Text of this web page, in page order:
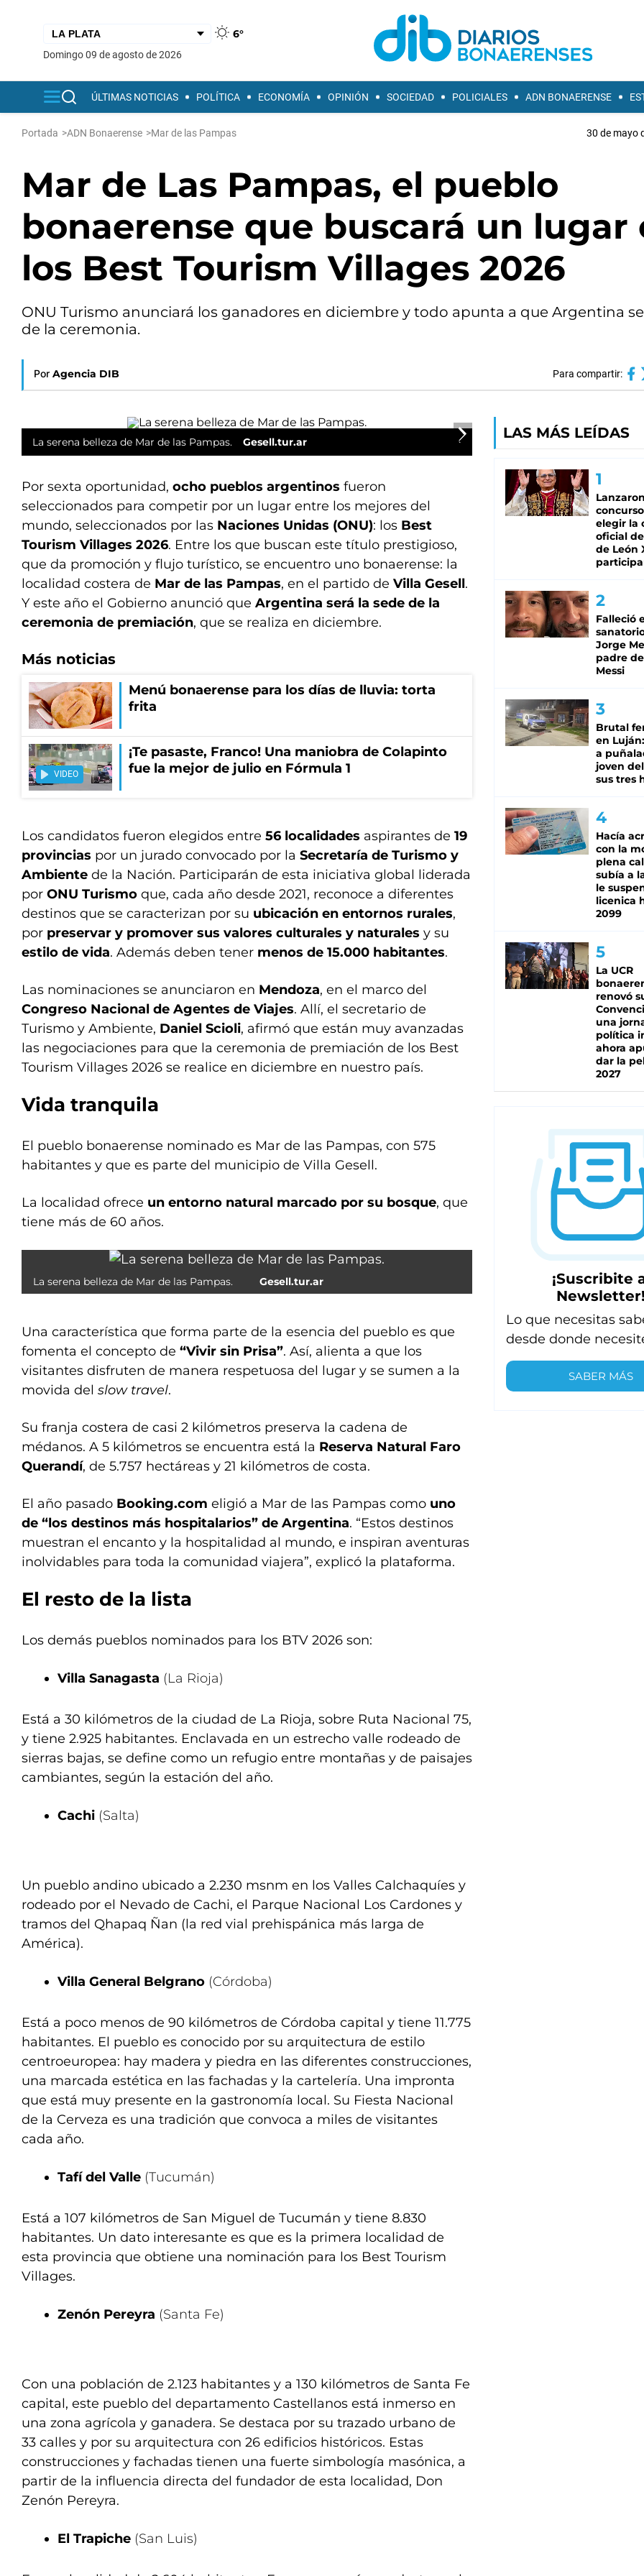
6°
domingo 09 de agosto de 2026
ÚLTIMAS NOTICIAS POLÍTICA ECONOMÍA OPINIÓN SOCIEDAD POLICIALES ADN BONAERENSE
Portada >ADN Bonaerense >Mar de las Pampas 30 de mayo
Mar de Las Pampas, el pueblo
bonaerense que buscará un lugar
los Best Tourism Villages 2026
ONU Turismo anunciará los ganadores en diciembre y todo apunta a que Argentina
de la ceremonia.
Por Agencia DIB Para compartir:
La serena belleza de Mar de las Pampas. Gesell.tur.ar
Por sexta oportunidad, ocho pueblos argentinos fueron
seleccionados para competir por un lugar entre los mejores del
mundo, seleccionados por las Naciones Unidas (ONU): los Best
Tourism Villages 2026. Entre los que buscan este título prestigioso,
que da promoción y flujo turístico, se encuentro uno bonaerense: la
localidad costera de Mar de las Pampas, en el partido de Villa Gesell.
Y este año el Gobierno anunció que Argentina será la sede de la
ceremonia de premiación, que se realiza en diciembre.
Más noticias
Menú bonaerense para los días de lluvia: torta
frita
VIDEO
¡Te pasaste, Franco! Una maniobra de Colapinto
fue la mejor de julio en Fórmula 1
Los candidatos fueron elegidos entre 56 localidades aspirantes de 19
provincias por un jurado convocado por la Secretaría de Turismo y
Ambiente de la Nación. Participarán de esta iniciativa global liderada
por ONU Turismo que, cada año desde 2021, reconoce a diferentes
destinos que se caracterizan por su ubicación en entornos rurales,
por preservar y promover sus valores culturales y naturales y su
estilo de vida. Además deben tener menos de 15.000 habitantes.
Las nominaciones se anunciaron en Mendoza, en el marco del
Congreso Nacional de Agentes de Viajes. Allí, el secretario de
Turismo y Ambiente, Daniel Scioli, afirmó que están muy avanzadas
las negociaciones para que la ceremonia de premiación de los Best
Tourism Villages 2026 se realice en diciembre en nuestro país.
Vida tranquila
El pueblo bonaerense nominado es Mar de las Pampas, con 575
habitantes y que es parte del municipio de Villa Gesell.
La localidad ofrece un entorno natural marcado por su bosque, que
tiene más de 60 años.
La serena belleza de Mar de las Pampas. Gesell.tur.ar
Una característica que forma parte de la esencia del pueblo es que
fomenta el concepto de “Vivir sin Prisa”. Así, alienta a que los
visitantes disfruten de manera respetuosa del lugar y se sumen a la
movida del slow travel.
Su franja costera de casi 2 kilómetros preserva la cadena de
médanos. A 5 kilómetros se encuentra está la Reserva Natural Faro
Querandí, de 5.757 hectáreas y 21 kilómetros de costa.
El año pasado Booking.com eligió a Mar de las Pampas como uno
de “los destinos más hospitalarios” de Argentina. “Estos destinos
muestran el encanto y la hospitalidad al mundo, e inspiran aventuras
inolvidables para toda la comunidad viajera”, explicó la plataforma.
El resto de la lista
Los demás pueblos nominados para los BTV 2026 son:
Villa Sanagasta (La Rioja)
Está a 30 kilómetros de la ciudad de La Rioja, sobre Ruta Nacional 75,
y tiene 2.925 habitantes. Enclavada en un estrecho valle rodeado de
sierras bajas, se define como un refugio entre montañas y de paisajes
cambiantes, según la estación del año.
Cachi (Salta)
Un pueblo andino ubicado a 2.230 msnm en los Valles Calchaquíes y
rodeado por el Nevado de Cachi, el Parque Nacional Los Cardones y
tramos del Qhapaq Ñan (la red vial prehispánica más larga de
América).
Villa General Belgrano (Córdoba)
Está a poco menos de 90 kilómetros de Córdoba capital y tiene 11.775
habitantes. El pueblo es conocido por su arquitectura de estilo
centroeuropea: hay madera y piedra en las diferentes construcciones,
una marcada estética en las fachadas y la cartelería. Una impronta
que está muy presente en la gastronomía local. Su Fiesta Nacional
de la Cerveza es una tradición que convoca a miles de visitantes
cada año.
Tafí del Valle (Tucumán)
Está a 107 kilómetros de San Miguel de Tucumán y tiene 8.830
habitantes. Un dato interesante es que es la primera localidad de
esta provincia que obtiene una nominación para los Best Tourism
Villages.
Zenón Pereyra (Santa Fe)
Con una población de 2.123 habitantes y a 130 kilómetros de Santa Fe
capital, este pueblo del departamento Castellanos está inmerso en
una zona agrícola y ganadera. Se destaca por su trazado urbano de
33 calles y por su arquitectura con 26 edificios históricos. Estas
construcciones y fachadas tienen una fuerte simbología masónica, a
partir de la influencia directa del fundador de esta localidad, Don
Zenón Pereyra.
El Trapiche (San Luis)
LAS MÁS LEÍDAS
elegir la
oficial
de León
Falleció
Jorge
padre
Messi
Brutal
en
a
joven
sus tres
Hacía
con la
plena
subía a
le
licenica
2099
La UCR
renovó
una
política
ahora
dar la
2027
¡Suscribite
Newsletter!
Lo que necesitas
desde donde
SABER MÁS